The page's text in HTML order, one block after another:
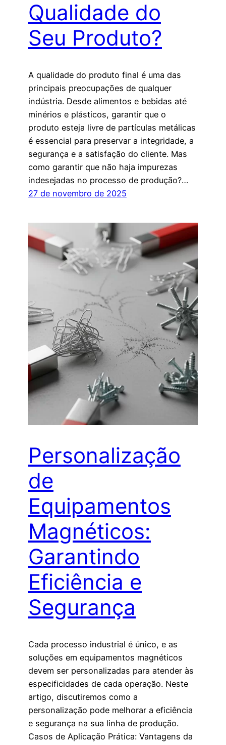
Qualidade do
Seu Produto?
A qualidade do produto final é uma das
principais preocupações de qualquer
indústria. Desde alimentos e bebidas até
minérios e plásticos, garantir que o
produto esteja livre de partículas metálicas
é essencial para preservar a integridade, a
segurança e a satisfação do cliente. Mas
como garantir que não haja impurezas
indesejadas no processo de produção?…
27 de novembro de 2025
Personalização
de
Equipamentos
Magnéticos:
Garantindo
Eficiência e
Segurança
Cada processo industrial é único, e as
soluções em equipamentos magnéticos
devem ser personalizadas para atender às
especificidades de cada operação. Neste
artigo, discutiremos como a
personalização pode melhorar a eficiência
e segurança na sua linha de produção.
Casos de Aplicação Prática: Vantagens da